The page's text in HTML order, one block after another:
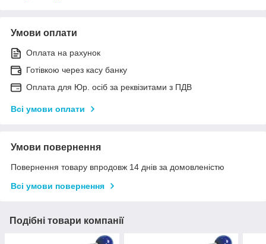
Умови оплати
Оплата на рахунок
Готівкою через касу банку
Оплата для Юр. осіб за реквізитами з ПДВ
Всі умови оплати
Умови повернення
Повернення товару впродовж 14 днів за домовленістю
Всі умови повернення
Подібні товари компанії